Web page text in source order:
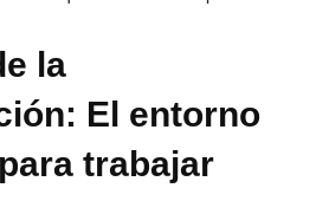
la
El entorno
trabajar